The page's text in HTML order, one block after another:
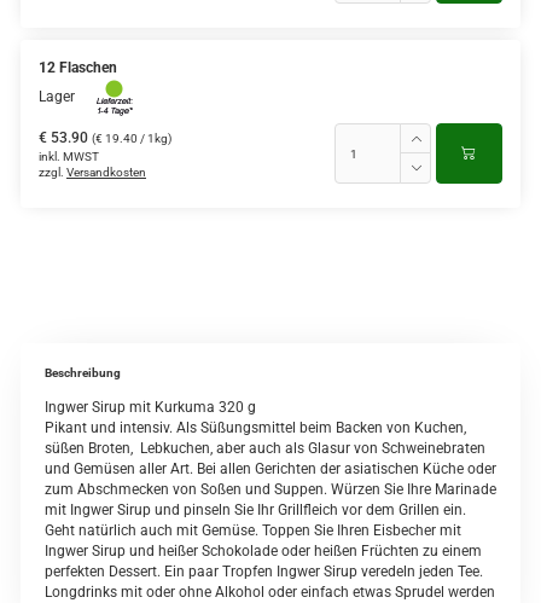
12 Flaschen
Lager
€ 53.90 (€ 19.40 / 1kg)
inkl. MWST
zzgl. Versandkosten
Beschreibung
Ingwer Sirup mit Kurkuma 320 g
Pikant und intensiv. Als Süßungsmittel beim Backen von Kuchen,
süßen Broten, Lebkuchen, aber auch als Glasur von Schweinebraten
und Gemüsen aller Art. Bei allen Gerichten der asiatischen Küche oder
zum Abschmecken von Soßen und Suppen. Würzen Sie Ihre Marinade
mit Ingwer Sirup und pinseln Sie Ihr Grillfleich vor dem Grillen ein.
Geht natürlich auch mit Gemüse. Toppen Sie Ihren Eisbecher mit
Ingwer Sirup und heißer Schokolade oder heißen Früchten zu einem
perfekten Dessert. Ein paar Tropfen Ingwer Sirup veredeln jeden Tee.
Longdrinks mit oder ohne Alkohol oder einfach etwas Sprudel werden